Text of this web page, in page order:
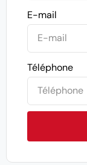
E-mail
Téléphone